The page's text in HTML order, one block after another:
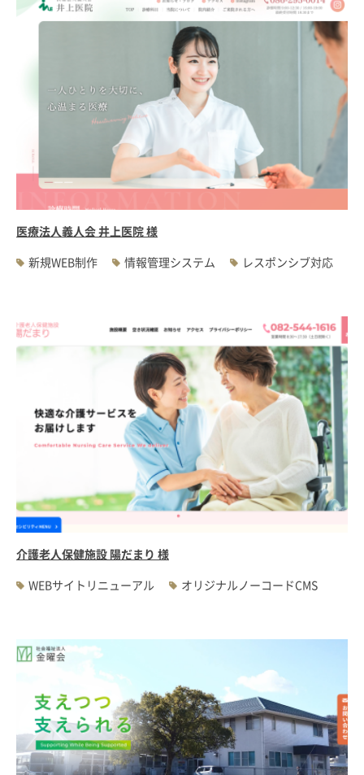
医療法人義人会 井上医院 様
新規WEB制作
情報管理システム レスポンシブ対応
介護老人保健施設 陽だまり 様
WEBサイトリニューアル
オリジナルノーコードCMS